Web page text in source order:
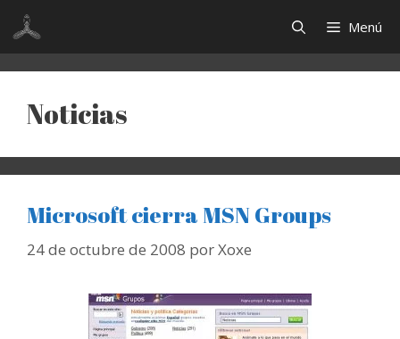
Saltar
contenido
Menú
Noticias
Microsoft cierra MSN Groups
24 de octubre de 2008 porXoxe